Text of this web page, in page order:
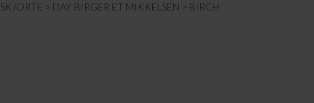
SKJORTE DAY BIRGER ET MIKKELSEN BIRCH